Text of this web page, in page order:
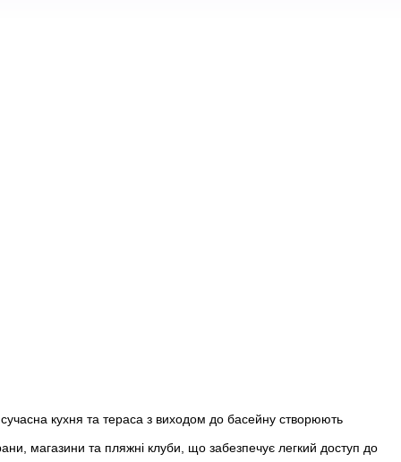
сучасна кухня та тераса з виходом до басейну створюють
магазини та пляжні клуби, що забезпечує легкий доступ до